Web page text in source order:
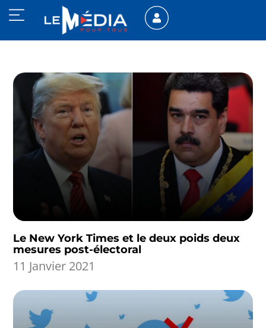
Le New York Times et le deux poids deux
mesures post-électoral
11 Janvier 2021